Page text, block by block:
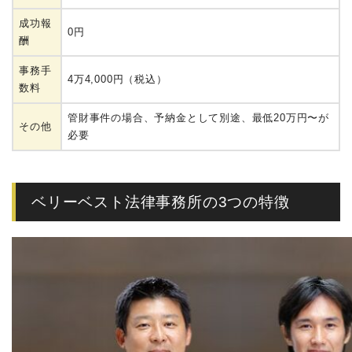
成功報
酬
0円
事務手
数料
4万4,000円（税込）
その他
管財事件の場合、予納金として別途、最低20万円〜が
必要
ベリーベスト法律事務所の3つの特徴